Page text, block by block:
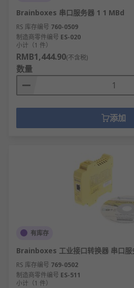
Brainboxes 串口服务器 1 1 MBd
RS 库存编号 760-0509
制造商零件编号 ES-020
小计（1 件）
RMB1,444.90(不含税)
数量
添加
有库存
Brainboxes 工业接口转换器 串口服
RS 库存编号 769-0502
制造商零件编号 ES-511
小计（1 件）